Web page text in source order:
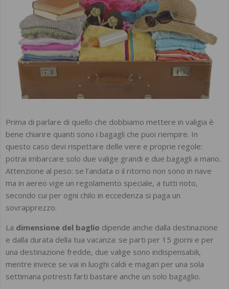
Prima di parlare di quello che dobbiamo mettere in valigia è
bene chiarire quanti sono i bagagli che puoi riempire. In
questo caso devi rispettare delle vere e proprie regole:
potrai imbarcare solo due valige grandi e due bagagli a mano.
Attenzione al peso: se l’andata o il ritorno non sono in nave
ma in aereo vige un regolamento speciale, a tutti noto,
secondo cui per ogni chilo in eccedenza si paga un
sovrapprezzo.
La dimensione del baglio dipende anche dalla destinazione
e dalla durata della tua vacanza: se parti per 15 giorni e per
una destinazione fredde, due valige sono indispensabili,
mentre invece se vai in luoghi caldi e magari per una sola
settimana potresti farti bastare anche un solo bagaglio.